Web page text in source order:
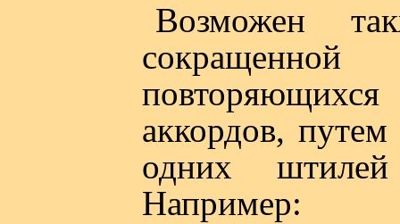
Возможен
аккордов, путем
одних
Например: